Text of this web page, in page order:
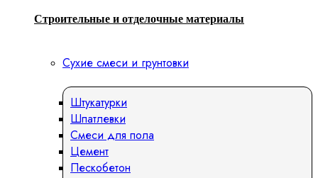
Строительные и отделочные материалы
Сухие смеси и грунтовки
Штукатурки
Шпатлевки
Смеси для пола
Цемент
Пескобетон